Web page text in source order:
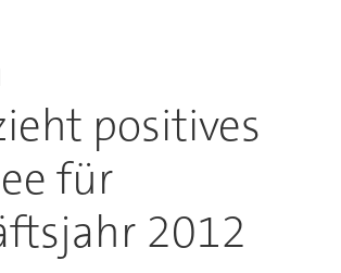
positives
für
2012